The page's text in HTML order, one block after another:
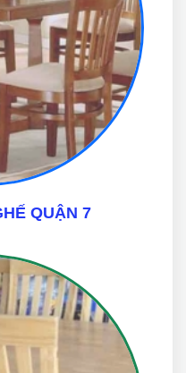
QUẬN 7